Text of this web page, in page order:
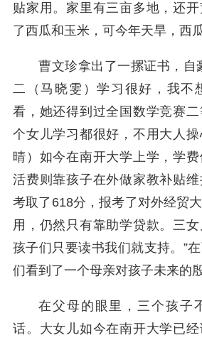
贴家用。家里有三亩多地，还
了西瓜和玉米，可今年天旱，西
曹文珍拿出了一摞证书，自
二（马晓雯）学习很好，我不
看，她还得到过全国数学竞赛
个女儿学习都很好，不用大人
晴）如今在南开大学上学，学
活费则靠孩子在外做家教补贴
考取了618分，报考了对外经贸
用，仍然只有靠助学贷款。三女
孩子们只要读书我们就支持。”
们看到了一个母亲对孩子未来的
在父母的眼里，三个孩子
话。大女儿如今在南开大学已